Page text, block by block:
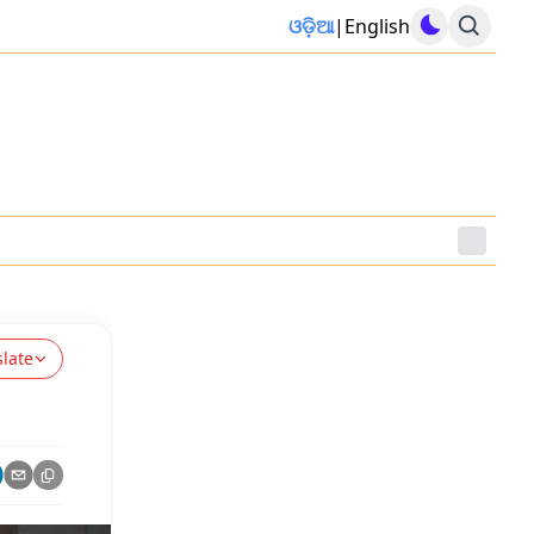
ଓଡ଼ିଆ| English